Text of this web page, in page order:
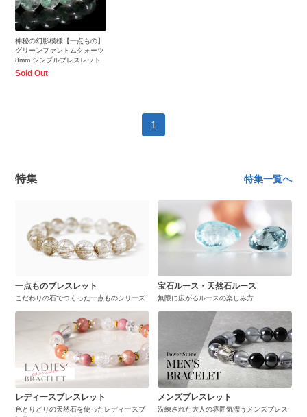
神秘の幻影模様【一点もの】
グリーンファントムクォーツ
8mm シンプルブレスレット
Sold Out
1
特集 特集一覧へ
一点ものブレスレット
こだわりの石でつくった一点ものシリーズ
宝石ルース・天然石ルース
無限に広がるルースの楽しみ方
レディースブレスレット
色とりどりの天然石を使ったレディースブ
メンズブレスレット
洗練された大人の雰囲気漂うメンズブレス